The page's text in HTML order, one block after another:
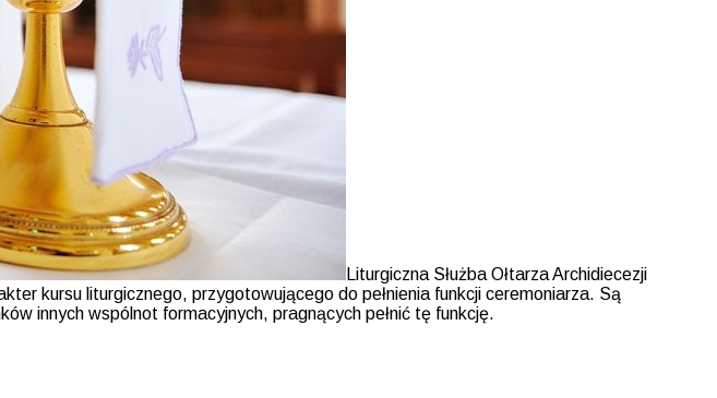
Liturgiczna Służba Ołtarza Archidiecezji
kursu liturgicznego, przygotowującego do pełnienia funkcji ceremoniarza. Są
innych wspólnot formacyjnych, pragnących pełnić tę funkcję.